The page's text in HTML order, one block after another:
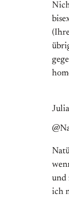
und
ich